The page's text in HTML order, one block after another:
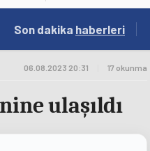
19:01 / Konya'nın Zengin
Son dakika haberleri
06.08.2023 20:31 17 okunma
ulaşıldı